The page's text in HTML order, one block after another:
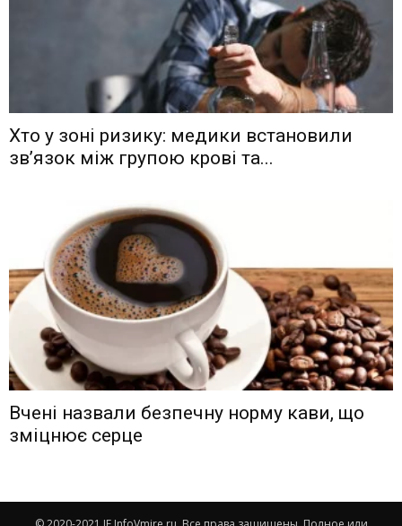
Хто у зоні ризику: медики встановили
зв’язок між групою крові та...
Вчені назвали безпечну норму кави, що
зміцнює серце